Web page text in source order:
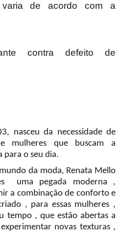
de acordo com a
contra defeito de
nasceu da necessidade de
mulheres que buscam a
para o seu dia.
da moda, Renata Mello
uma pegada moderna ,
a combinação de conforto e
, para essas mulheres ,
tempo , que estão abertas a
novas texturas ,